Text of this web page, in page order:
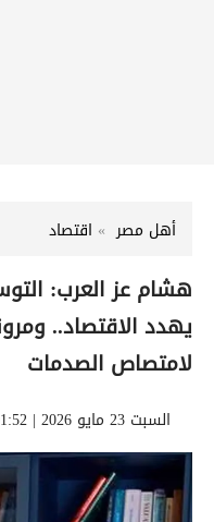
أهل مصر اقتصاد
هشام عز العرب:
يهدد الاقتصاد..
لامتصاص الصدمات
السبت 23 مايو 2026 | 01:52 مساءً